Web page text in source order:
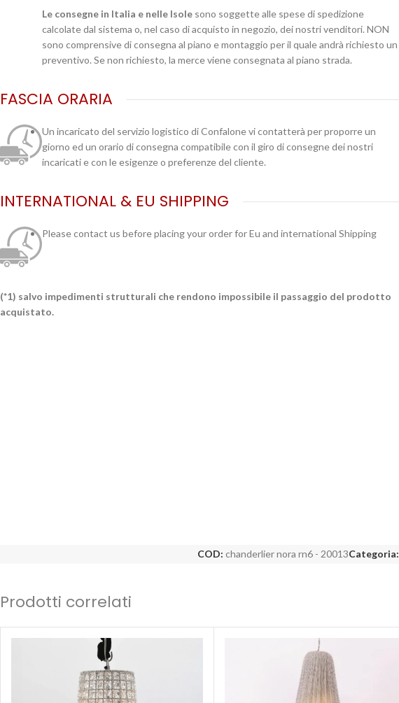
Le consegne in Italia e nelle Isole sono soggette alle spese di spedizione
calcolate dal sistema o, nel caso di acquisto in negozio, dei nostri venditori. NON
sono comprensive di consegna al piano e montaggio per il quale andrà richiesto un
preventivo. Se non richiesto, la merce viene consegnata al piano strada.
FASCIA ORARIA
Un incaricato del servizio logistico di Confalone vi contatterà per proporre un
giorno ed un orario di consegna compatibile con il giro di consegne dei nostri
incaricati e con le esigenze o preferenze del cliente.
INTERNATIONAL & EU SHIPPING
Please contact us before placing your order for Eu and international Shipping
(*1) salvo impedimenti strutturali che rendono impossibile il passaggio del prodotto
acquistato.
COD: chanderlier nora rn6 - 20013Categoria:
Prodotti correlati